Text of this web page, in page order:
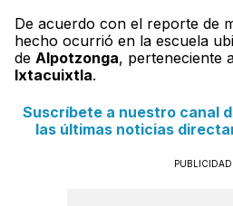
De acuerdo con el reporte de
hecho ocurrió en la escuela
de Alpotzonga, perteneciente
Ixtacuixtla.
Suscríbete a nuestro canal
las últimas noticias
PUBLICIDAD